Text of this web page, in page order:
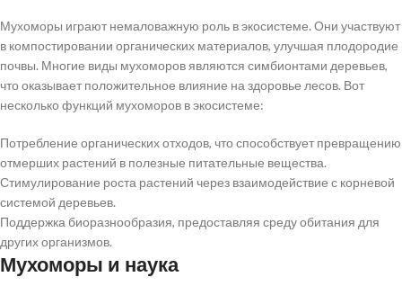
Мухоморы играют немаловажную роль в экосистеме. Они участвуют
в компостировании органических материалов, улучшая плодородие
почвы. Многие виды мухоморов являются симбионтами деревьев,
что оказывает положительное влияние на здоровье лесов. Вот
несколько функций мухоморов в экосистеме:
Потребление органических отходов, что способствует превращению
отмерших растений в полезные питательные вещества.
Стимулирование роста растений через взаимодействие с корневой
системой деревьев.
Поддержка биоразнообразия, предоставляя среду обитания для
других организмов.
Мухоморы и наука